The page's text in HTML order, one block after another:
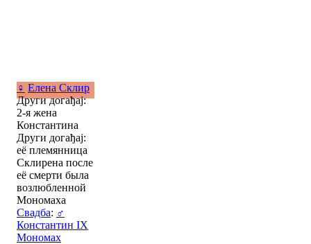
♀ Елена Склир
Други догађај:
2-я жена
Константина
Други догађај:
её племянница
Склирена после
её смерти была
возлюбленной
Мономаха
Свадба: ♂
Константин IX
Мономах